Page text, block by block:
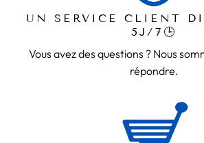
UN SERVICE CLIENT
5J/7🕒
Vous avez des questions ? Nous
répondre.